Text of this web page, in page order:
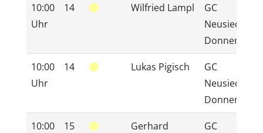
10:00
Uhr
14 Wilfried Lampl
GC
10:00
Uhr
14 Lukas Pigisch
GC
10:00
15
Gerhard
GC